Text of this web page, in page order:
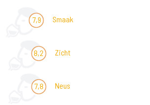
7,9 Smaak
8,2 Zicht
7,8 Neus